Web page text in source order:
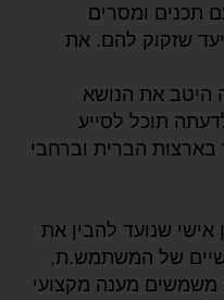
תכנים ומסרים
שזקוק להם. את
היטב את הנושא
תוכל לסייע
בארצות הברית וברחבי
אישי שנועד להבין את
של המשתמש.ת,
משמשים מענה מקצועי